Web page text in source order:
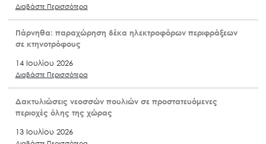
Διαβάστε Περισσότερα
Πάρνηθα: παραχώρηση δέκα ηλεκτροφόρων περιφράξεων
σε κτηνοτρόφους
14 Ιουλίου 2026
Διαβάστε Περισσότερα
Δακτυλιώσεις νεοσσών πουλιών σε προστατευόμενες
περιοχές όλης της χώρας
13 Ιουλίου 2026